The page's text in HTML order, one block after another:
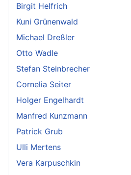
Birgit Helfrich
Kuni Grünenwald
Michael Dreßler
Otto Wadle
Stefan Steinbrecher
Cornelia Seiter
Holger Engelhardt
Manfred Kunzmann
Patrick Grub
Ulli Mertens
Vera Karpuschkin